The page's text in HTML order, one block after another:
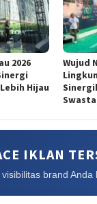
2026
Hijau
Wujud
IKLAN
brand Anda